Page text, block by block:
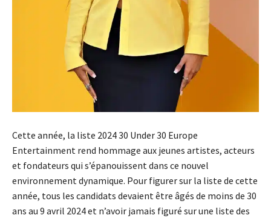
Cette année, la liste 2024 30 Under 30 Europe
Entertainment rend hommage aux jeunes artistes, acteurs
et fondateurs qui s’épanouissent dans ce nouvel
environnement dynamique. Pour figurer sur la liste de cette
année, tous les candidats devaient être âgés de moins de 30
ans au 9 avril 2024 et n’avoir jamais figuré sur une liste des